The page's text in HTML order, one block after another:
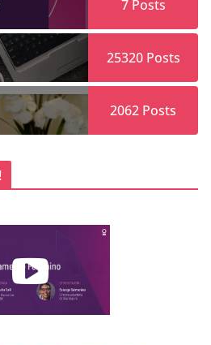
7Posts
25320Posts
2062 Posts